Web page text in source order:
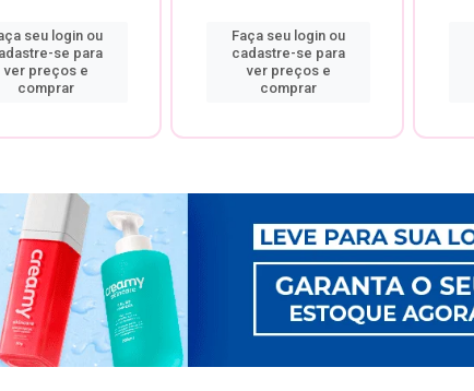
seu login ou
se para
ver preços e
comprar
Faça seu login ou
cadastre-se para
ver preços e
comprar